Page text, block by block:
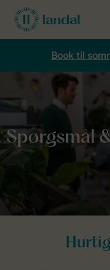
Book til